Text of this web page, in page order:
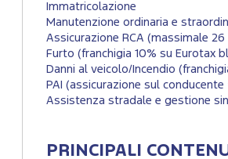
Immatricolazione
Manutenzione ordinaria e
Assicurazione RCA (massimale
Furto (franchigia 10% su Eurotax
Danni al veicolo/Incendio
PAI (assicurazione sul
Assistenza stradale e gestione
PRINCIPALI